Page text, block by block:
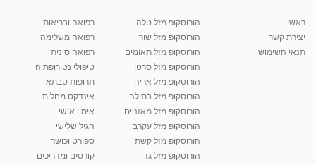
ראשי
יצירת קשר
תנאי השימוש
הורוסקופ מזל טלה
הורוסקופ מזל שור
הורוסקופ מזל תאומים
הורוסקופ מזל סרטן
הורוסקופ מזל אריה
הורוסקופ מזל בתולה
הורוסקופ מזל מאזניים
הורוסקופ מזל עקרב
הורוסקופ מזל קשת
הורוסקופ מזל גדי
רפואה ובריאות
רפואה משלימה
רפואה סינית
טיפולי נטורופתיה
תרופות סבתא
אינדקס מחלות
אימון אישי
הגיל שלישי
ספורט וכושר
קורסים ומדריכים